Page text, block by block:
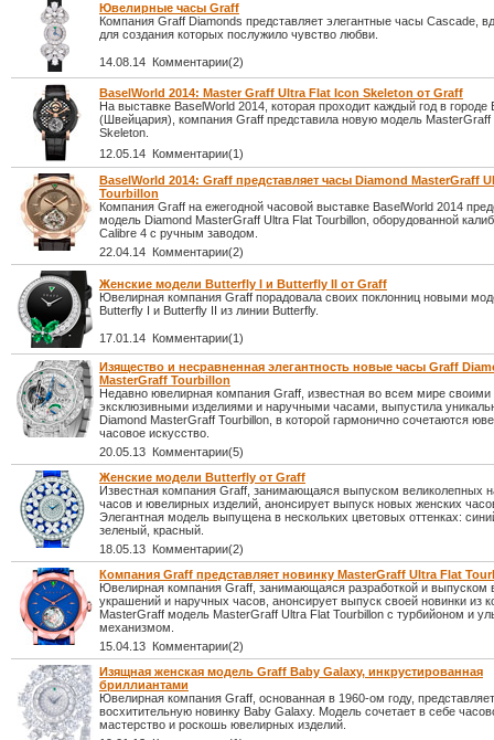
Ювелирные часы Graff
Компания Graff Diamonds представляет элегантные часы Cascade,
для создания которых послужило чувство любви.
14.08.14 Комментарии(2)
BaselWorld 2014: Master Graff Ultra Flat Icon Skeleton от Graff
На выставке BaselWorld 2014, которая проходит каждый год в городе
(Швейцария), компания Graff представила новую модель MasterGraff
Skeleton.
12.05.14 Комментарии(1)
BaselWorld 2014: Graff представляет часы Diamond MasterGraff
Tourbillon
Компания Graff на ежегодной часовой выставке BaselWorld 2014
модель Diamond MasterGraff Ultra Flat Tourbillon, оборудованной
Calibre 4 с ручным заводом.
22.04.14 Комментарии(2)
Женские модели Butterfly I и Butterfly II от Graff
Ювелирная компания Graff порадовала своих поклонниц новыми
Butterfly I и Butterfly II из линии Butterfly.
17.01.14 Комментарии(1)
Изящество и несравненная элегантность новые часы Graff
MasterGraff Tourbillon
Недавно ювелирная компания Graff, известная во всем мире своими
эксклюзивными изделиями и наручными часами, выпустила
Diamond MasterGraff Tourbillon, в которой гармонично сочетаются
часовое искусство.
20.05.13 Комментарии(5)
Женские модели Butterfly от Graff
Известная компания Graff, занимающаяся выпуском великолепных
часов и ювелирных изделий, анонсирует выпуск новых женских
Элегантная модель выпущена в нескольких цветовых оттенках:
зеленый, красный.
18.05.13 Комментарии(2)
Компания Graff представляет новинку MasterGraff Ultra Flat
Ювелирная компания Graff, занимающаяся разработкой и выпуском
украшений и наручных часов, анонсирует выпуск своей новинки из
MasterGraff модель MasterGraff Ultra Flat Tourbillon с турбийоном и
механизмом.
15.04.13 Комментарии(2)
Изящная женская модель Graff Baby Galaxy, инкрустированная
бриллиантами
Ювелирная компания Graff, основанная в 1960-ом году,
восхитительную новинку Baby Galaxy. Модель сочетает в себе
мастерство и роскошь ювелирных изделий.